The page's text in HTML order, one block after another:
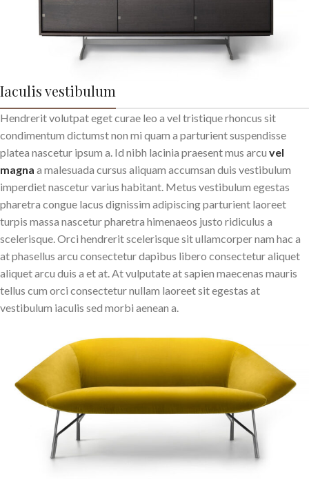
Iaculis vestibulum
Hendrerit volutpat eget curae leo a vel tristique rhoncus sit
condimentum dictumst non mi quam a parturient suspendisse
platea nascetur ipsum a. Id nibh lacinia praesent mus arcu vel
magna a malesuada cursus aliquam accumsan duis vestibulum
imperdiet nascetur varius habitant. Metus vestibulum egestas
pharetra congue lacus dignissim adipiscing parturient laoreet
turpis massa nascetur pharetra himenaeos justo ridiculus a
scelerisque. Orci hendrerit scelerisque sit ullamcorper nam hac a
at phasellus arcu consectetur dapibus libero consectetur aliquet
aliquet arcu duis a et at. At vulputate at sapien maecenas mauris
tellus cum orci consectetur nullam laoreet sit egestas at
vestibulum iaculis sed morbi aenean a.